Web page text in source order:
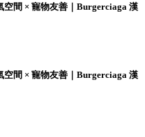
空間 × 寵物友善｜Burgerciaga 漢
空間 × 寵物友善｜Burgerciaga 漢